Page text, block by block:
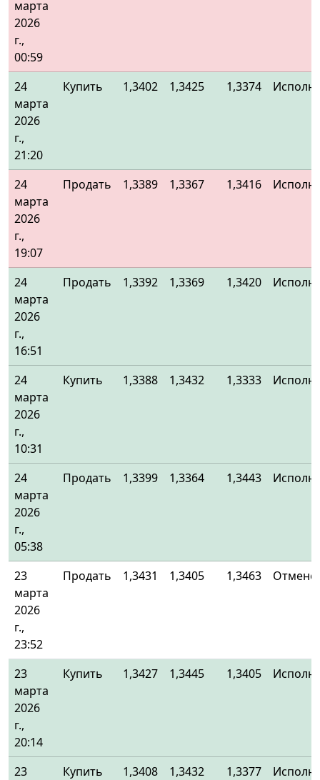
марта
2026
г.,
00:59
24
марта
2026
г.,
21:20
Купить 1,3402 1,3425 1,3374
24
марта
2026
г.,
19:07
Продать 1,3389 1,3367 1,3416
24
марта
2026
г.,
16:51
Продать 1,3392 1,3369 1,3420
24
марта
2026
г.,
10:31
Купить 1,3388 1,3432 1,3333
24
марта
2026
г.,
05:38
Продать 1,3399 1,3364 1,3443
23
марта
2026
г.,
23:52
Продать 1,3431 1,3405 1,3463
23
марта
2026
г.,
20:14
Купить 1,3427 1,3445 1,3405
23
Купить 1,3408 1,3432 1,3377